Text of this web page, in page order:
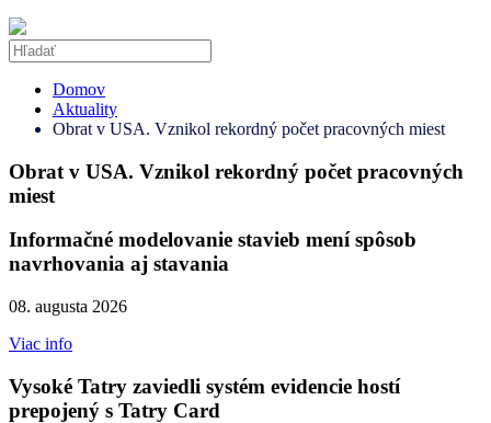
Domov
Aktuality
Obrat v USA. Vznikol rekordný počet pracovných miest
Obrat v USA. Vznikol rekordný počet pracovných
miest
Informačné modelovanie stavieb mení spôsob
navrhovania aj stavania
08. augusta 2026
Viac info
Vysoké Tatry zaviedli systém evidencie hostí
prepojený s Tatry Card